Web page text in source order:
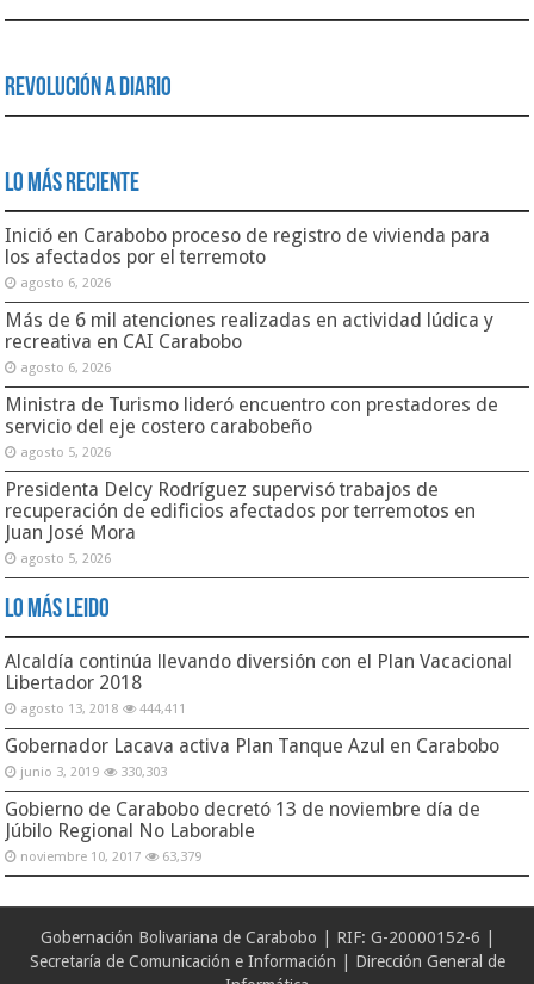
Revolución a Diario
Lo Más Reciente
Inició en Carabobo proceso de registro de vivienda para
los afectados por el terremoto
agosto 6, 2026
Más de 6 mil atenciones realizadas en actividad lúdica y
recreativa en CAI Carabobo
agosto 6, 2026
Ministra de Turismo lideró encuentro con prestadores de
servicio del eje costero carabobeño
agosto 5, 2026
Presidenta Delcy Rodríguez supervisó trabajos de
recuperación de edificios afectados por terremotos en
Juan José Mora
agosto 5, 2026
Lo Más Leido
Alcaldía continúa llevando diversión con el Plan Vacacional
Libertador 2018
agosto 13, 2018 444,411
Gobernador Lacava activa Plan Tanque Azul en Carabobo
junio 3, 2019 330,303
Gobierno de Carabobo decretó 13 de noviembre día de
Júbilo Regional No Laborable
noviembre 10, 2017 63,379
Gobernación Bolivariana de Carabobo | RIF: G-20000152-6 |
Secretaría de Comunicación e Información | Dirección General de